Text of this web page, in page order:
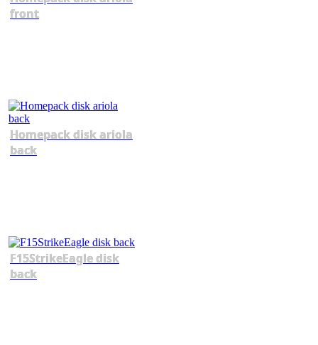
front
Homepack disk ariola
back
F15StrikeEagle disk
back